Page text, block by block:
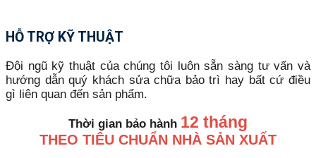
HỖ TRỢ KỸ THUẬT
Đội ngũ kỹ thuật của chúng tôi luôn sẵn sàng tư vấn và
hướng dẫn quý khách sửa chữa bảo trì hay bất cứ điều
gì liên quan đến sản phẩm.
Thời gian bảo hành 12 tháng
THEO TIÊU CHUẨN NHÀ SẢN XUẤT